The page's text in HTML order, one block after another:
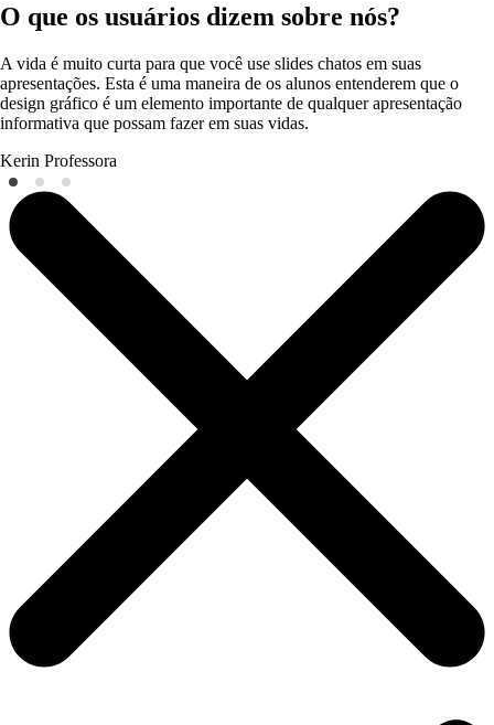
O que os usuários dizem sobre nós?
A vida é muito curta para que você use slides chatos em suas
apresentações. Esta é uma maneira de os alunos entenderem que o
design gráfico é um elemento importante de qualquer apresentação
informativa que possam fazer em suas vidas.
Kerin Professora